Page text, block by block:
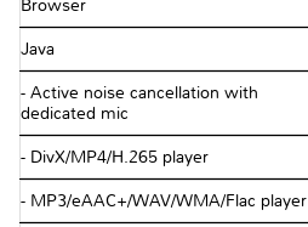
Browser
Java
- Active noise cancellation with
dedicated mic
- DivX/MP4/H.265 player
- MP3/eAAC+/WAV/WMA/Flac player